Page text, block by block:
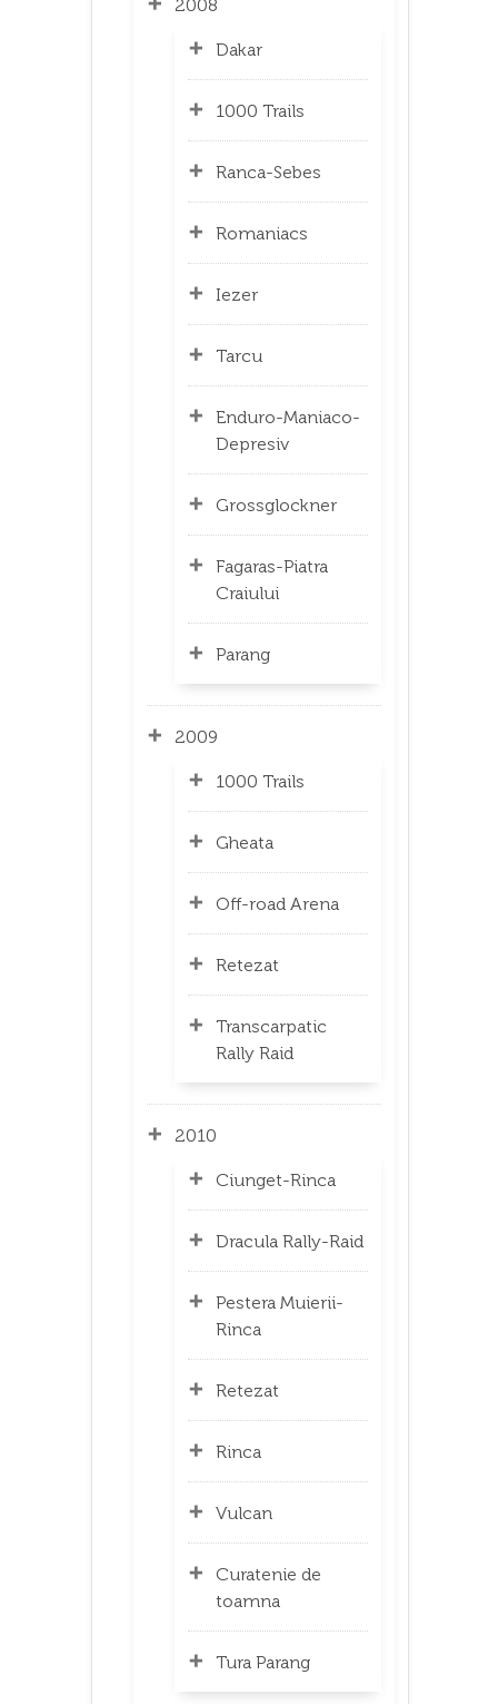
2008
Dakar
1000 Trails
Ranca-Sebes
Romaniacs
Iezer
Tarcu
Enduro-Maniaco-
Depresiv
Grossglockner
Fagaras-Piatra
Craiului
Parang
2009
1000 Trails
Gheata
Off-road Arena
Retezat
Transcarpatic
Rally Raid
2010
Ciunget-Rinca
Dracula Rally-Raid
Pestera Muierii-
Rinca
Retezat
Rinca
Vulcan
Curatenie de
toamna
Tura Parang